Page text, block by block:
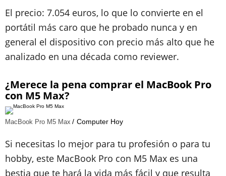
El precio: 7.054 euros, lo que lo convierte en el
portátil más caro que he probado nunca y en
general el dispositivo con precio más alto que he
analizado en una década como reviewer.
¿Merece la pena comprar el MacBook Pro
con M5 Max?
MacBook Pro M5 Max Computer Hoy
Si necesitas lo mejor para tu profesión o para tu
hobby, este MacBook Pro con M5 Max es una
bestia que te hará la vida más fácil y que resulta